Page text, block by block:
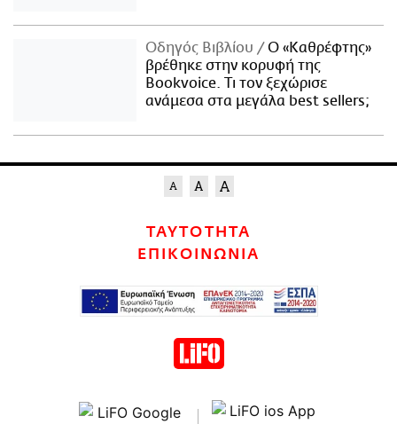
Οδηγός Βιβλίου
Ο «Καθρέφτης»
βρέθηκε στην κορυφή της
Bookvoice. Τι τον ξεχώρισε
ανάμεσα στα μεγάλα best sellers;
ΤΑΥΤΟΤΗΤΑ
ΕΠΙΚΟΙΝΩΝΙΑ